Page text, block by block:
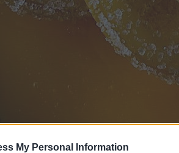
My Personal Information